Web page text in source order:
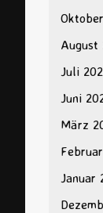
August
Juli
Juni
März
Januar